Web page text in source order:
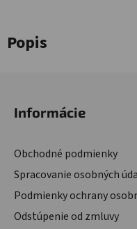
Popis
Informácie
Obchodné podmienky
Spracovanie osobných
Podmienky ochrany
Odstúpenie od zmluvy